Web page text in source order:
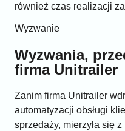
również czas realizacji
Wyzwanie
Wyzwania,
firma Unitrailer
Zanim firma Unitrailer
automatyzacji obsługi
sprzedaży, mierzyła się